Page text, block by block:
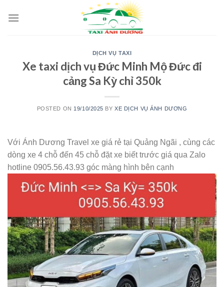
DỊCH VỤ TAXI
Xe taxi dịch vụ Đức Minh Mộ Đức đi
cảng Sa Kỳ chỉ 350k
POSTED ON 19/10/2025 BYXE DỊCH VỤ ÁNH DƯƠNG
Với Ánh Dương Travel xe giá rẻ tại Quảng Ngãi , cùng các
dòng xe 4 chỗ đến 45 chỗ đặt xe biết trước giá qua Zalo
hotline 0905.56.43.93 góc màng hình bên cạnh